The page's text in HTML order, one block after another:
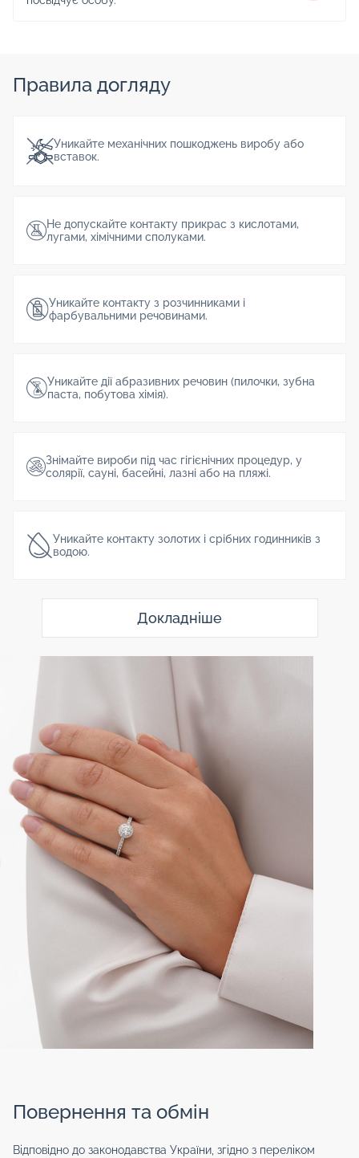
Правила догляду
Уникайте механічних пошкоджень виробу або
вставок.
Не допускайте контакту прикрас з кислотами,
лугами, хімічними сполуками.
Уникайте контакту з розчинниками і
фарбувальними речовинами.
Уникайте дії абразивних речовин (пилочки, зубна
паста, побутова хімія).
Знімайте вироби під час гігієнічних процедур, у
солярії, сауні, басейні, лазні або на пляжі.
Уникайте контакту золотих і срібних годинників з
водою.
Докладніше
Повернення та обмін
Відповідно до законодавства України, згідно з переліком